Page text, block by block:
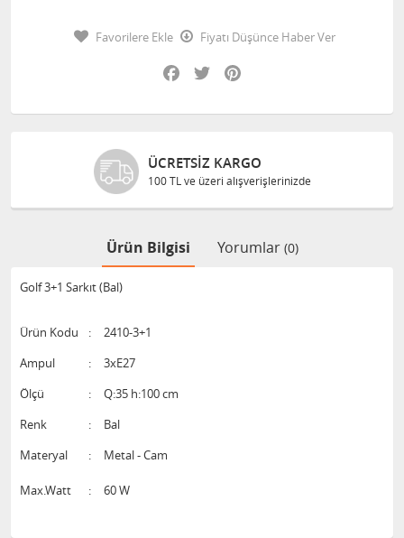
Favorilere Ekle
Fiyatı Düşünce Haber Ver
Facebook
Twitter
ÜCRETSIZ KARGO
100 TL ve üzeri alışverişlerinizde
Ürün Bilgisi Yorumlar (0)
Golf 3+1 Sarkıt (Bal)
Ürün Kodu :
2410-3+1
Ampul
:
3xE27
Ölçü
:
Q:35 h:100 cm
Renk
:
Bal
Materyal
: Metal - Cam
Max.Watt : 60 W